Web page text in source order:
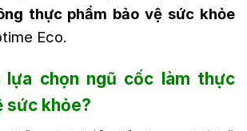
thực phẩm bảo vệ sức khỏe
Eco.
lựa chọn ngũ cốc làm thực
sức khỏe?